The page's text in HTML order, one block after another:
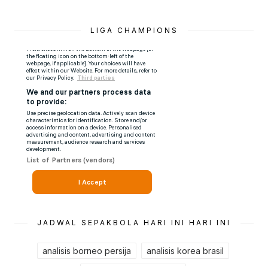
LIGA CHAMPIONS
JADWAL SEPAKBOLA HARI INI HARI INI
analisis borneo persija analisis korea brasil